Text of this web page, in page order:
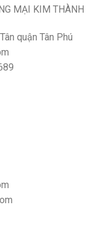
MẠI KIM THÀNH
quận Tân Phú